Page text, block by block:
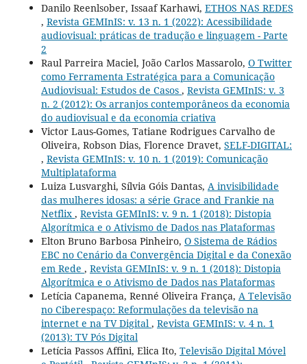
Danilo Reenlsober, Issaaf Karhawi, ETHOS NAS REDES
, Revista GEMInIS: v. 13 n. 1 (2022): Acessibilidade
audiovisual: práticas de tradução e linguagem - Parte
2
Raul Parreira Maciel, João Carlos Massarolo, O Twitter
como Ferramenta Estratégica para a Comunicação
Audiovisual: Estudos de Casos , Revista GEMInIS: v. 3
n. 2 (2012): Os arranjos contemporâneos da economia
do audiovisual e da economia criativa
Victor Laus-Gomes, Tatiane Rodrigues Carvalho de
Oliveira, Robson Dias, Florence Dravet, SELF-DIGITAL:
, Revista GEMInIS: v. 10 n. 1 (2019): Comunicação
Multiplataforma
Luiza Lusvarghi, Sílvia Góis Dantas, A invisibilidade
das mulheres idosas: a série Grace and Frankie na
Netflix , Revista GEMInIS: v. 9 n. 1 (2018): Distopia
Algorítmica e o Ativismo de Dados nas Plataformas
Elton Bruno Barbosa Pinheiro, O Sistema de Rádios
EBC no Cenário da Convergência Digital e da Conexão
em Rede , Revista GEMInIS: v. 9 n. 1 (2018): Distopia
Algorítmica e o Ativismo de Dados nas Plataformas
Letícia Capanema, Renné Oliveira França, A Televisão
no Ciberespaço: Reformulações da televisão na
internet e na TV Digital , Revista GEMInIS: v. 4 n. 1
(2013): TV Pós Digital
Letícia Passos Affini, Elica Ito, Televisão Digital Móvel